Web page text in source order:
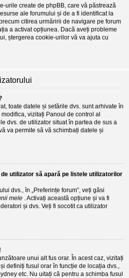
urile create de phpBB, care vă păstrează
ale forumului și de a fi identificat la
citirea urmăririi de navigare pe forum
a activat opțiunea. Dacă aveți probleme
ștergerea cookie-urilor vă va ajuta cu
toate datele și setările dvs. sunt arhivate în
vizitați Panoul de control al
dvs. de utilizator situat în partea de sus a
va permite să vă schimbați datele și
utilizator să apară pe listele utilizatorilor
dvs., în „Preferințe forum”, veți găsi
mele . Activați această opțiune și va fi
și dvs. Veți fi socotit ca utilizator
unui alt fus orar. În acest caz, vizitați
definiți fusul orar în funcție de locația dvs.,
etc. Nu uitați că pentru a schimba fusul